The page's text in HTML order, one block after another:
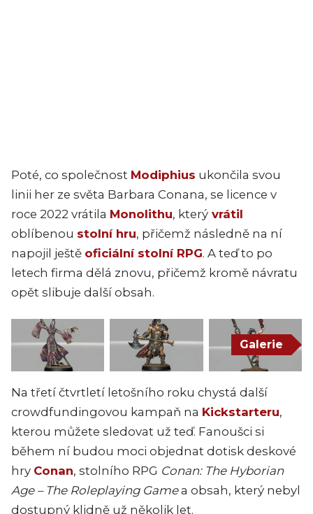
Poté, co společnost Modiphius ukončila svou
linii her ze světa Barbara Conana, se licence v
roce 2022 vrátila Monolithu, který vrátil
oblíbenou stolní hru, přičemž následně na ní
napojil ještě oficiální stolní RPG. A teď to po
letech firma dělá znovu, přičemž kromě návratu
opět slibuje další obsah.
Galerie
Na třetí čtvrtletí letošního roku chystá další
crowdfundingovou kampaň na Kickstarteru,
kterou můžete sledovat už teď. Fanoušci si
během ní budou moci objednat dotisk deskové
hry Conan, stolního RPG Conan: The Hyborian
Age – The Roleplaying Gamea obsah, který nebyl
dostupný klidně už několik let.